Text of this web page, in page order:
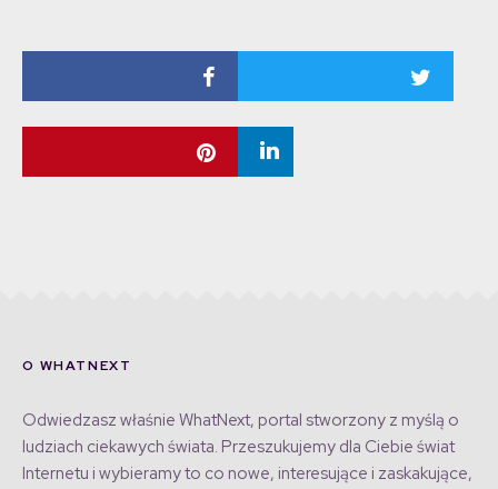
O WHATNEXT
Odwiedzasz właśnie WhatNext, portal stworzony z myślą o
ludziach ciekawych świata. Przeszukujemy dla Ciebie świat
Internetu i wybieramy to co nowe, interesujące i zaskakujące,